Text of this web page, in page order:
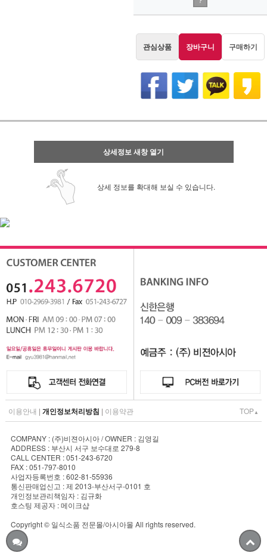
관심상품 장바구니 구매하기
상세정보 새창 열기
상세 정보를 확대해 보실 수 있습니다.
이용안내 | 개인정보처리방침 | 이용약관 TOP▲
COMPANY : (주)비젼아시아 / OWNER : 김영길
ADDRESS : 부산시 서구 보수대로 279-8
CALL CENTER : 051-243-6720
FAX : 051-797-8010
사업자등록번호 : 602-81-55936
통신판매업신고 : 제 2013-부산서구-0101 호
개인정보관리책임자 : 김규화
호스팅 제공자 : 메이크샵
Copyright © 일식소품 전문몰/아시아몰 All rights reserved.